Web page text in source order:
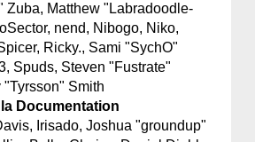
Zuba, Matthew "Labradoodle-
nend, Nibogo, Niko,
Ricky., Sami "SychO"
Spuds, Steven "Fustrate"
"Tyrsson" Smith
Documentation
Irisado, Joshua "groundup"